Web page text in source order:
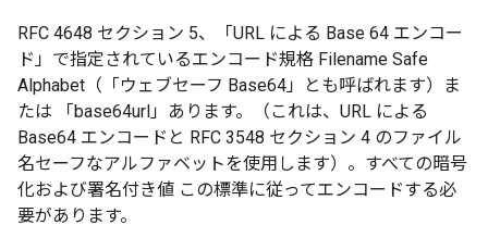
RFC 4648 セクション 5、「URL による Base 64 エンコー
ド」で指定されているエンコード規格 Filename Safe
Alphabet（「ウェブセーフ Base64」とも呼ばれます）ま
たは 「base64url」あります。（これは、URL による
Base64 エンコードと RFC 3548 セクション 4 のファイル
名セーフなアルファベットを使用します）。すべての暗号
化および署名付き値 この標準に従ってエンコードする必
要があります。